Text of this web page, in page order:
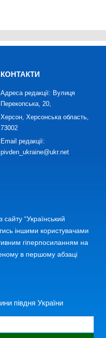
КОНТАКТИ
Адреса редакції: Вулиця
Перекопська, 20,
Херсон, Херсонська область,
73002
Email редакції:
pivden_ukraine@ukr.net
“Український
іншими користувачами
гіперпосиланням на
в першому абзаці
півдня України